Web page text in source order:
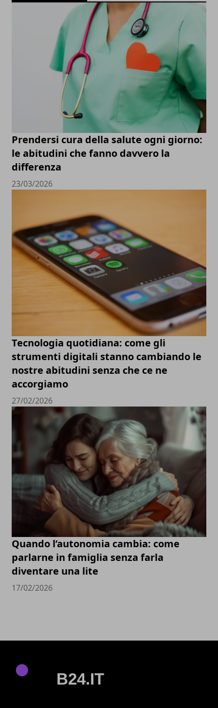
Prendersi cura della salute ogni giorno:
le abitudini che fanno davvero la
differenza
23/03/2026
Tecnologia quotidiana: come gli
strumenti digitali stanno cambiando le
nostre abitudini senza che ce ne
accorgiamo
27/02/2026
Quando l’autonomia cambia: come
parlarne in famiglia senza farla
diventare una lite
17/02/2026